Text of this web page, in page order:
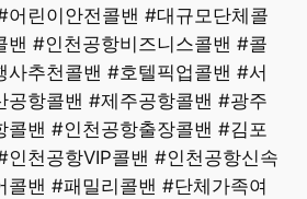
어린이안전콜밴 #대규모단체콜
밴 #인천공항비즈니스콜밴 #콜
사추천콜밴 #호텔픽업콜밴 #서
공항콜밴 #제주공항콜밴 #광주
콜밴 #인천공항출장콜밴 #김포
인천공항VIP콜밴 #인천공항신속
콜밴 #패밀리콜밴 #단체가족여